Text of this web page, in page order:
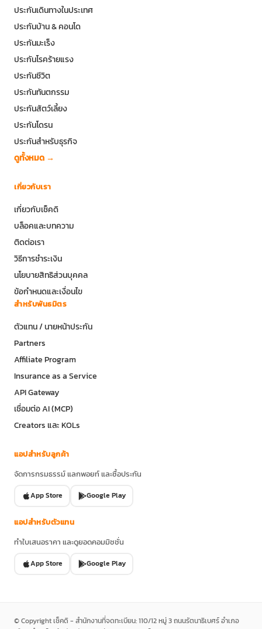
ประกันเดินทางในประเทศ
ประกันบ้าน & คอนโด
ประกันมะเร็ง
ประกันโรคร้ายแรง
ประกันชีวิต
ประกันทันตกรรม
ประกันสัตว์เลี้ยง
ประกันโดรน
ประกันสำหรับธุรกิจ
ดูทั้งหมด →
เกี่ยวกับเรา
เกี่ยวกับเช็คดิ
บล็อคและบทความ
ติดต่อเรา
วิธีการชำระเงิน
นโยบายสิทธิส่วนบุคคล
ข้อกำหนดและเงื่อนไข
สำหรับพันธมิตร
ตัวแทน / นายหน้าประกัน
Partners
Affiliate Program
Insurance as a Service
API Gateway
เชื่อมต่อ AI (MCP)
Creators และ KOLs
แอปสำหรับลูกค้า
จัดการกรมธรรม์ แลกพอยท์ และซื้อประกัน
App Store Google Play
แอปสำหรับตัวแทน
ทำใบเสนอราคา และดูยอดคอมมิชชั่น
App Store Google Play
© Copyright เช็คดิ - สำนักงานที่จดทะเบียน: 110/12 หมู่ 3 ถนนรัตนาธิเบศร์ อำเภอ